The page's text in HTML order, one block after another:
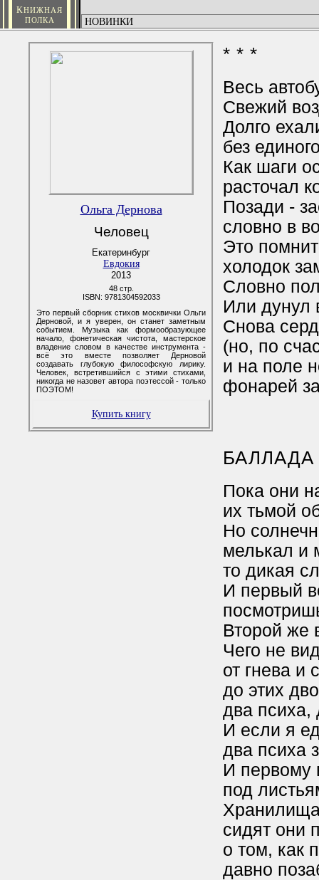
КНИЖНАЯ
ПОЛКА
Ольга Дернова
Человец
Екатеринбург
Евдокия
2013
48 стр.
ISBN: 9781304592033
Это первый сборник стихов москвички Ольги
Дерновой, и я уверен, он станет заметным
событием. Музыка как формообразующее
начало, фонетическая чистота, мастерское
владение словом в качестве инструмента -
всё это вместе позволяет Дерновой
создавать глубокую философскую лирику.
Человек, встретившийся с этими стихами,
никогда не назовет автора поэтессой - только
ПОЭТОМ!
Купить книгу
* * *
Весь
Свежий
Долго
без
Как шаги
расточал
Позади -
словно в
Это
холодок
Словно
Или дунул
Снова
(но, по
и на поле
фонарей
Пока они
их тьмой
Но
мелькал и
то дикая
И первый
Второй же
Чего не
от гнева и
до этих
два
И если я
два психа
И первому
под
Хранилища
сидят они
о том, как
давно